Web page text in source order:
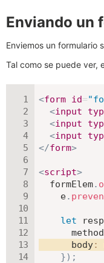
Enviando un
Enviemos un formulario
Tal como se puede ver,
<form id="
<input
<input
<input
</form>
<script>
  formElem
.
    e
.
let
method
body:
}) ;